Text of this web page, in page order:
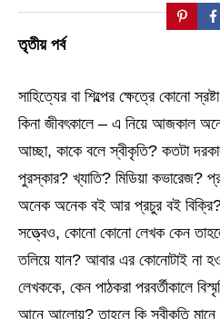
তৃতীয় পর্ব
সাহিত্যের বা শিল্পের ক্ষেত্রে কোনো
কিনা জীবৎকালে – এ নিয়ে আজকাল
আচ্ছা, কাকে বলে স্বীকৃতি? কতটা
পুরস্কার? খ্যাতি? মিডিয়া কভারেজ?
অনেক অনেক বই আর প্রচুর বই
সত্ত্বেও, কোনো কোনো লেখক কেন
তলিয়ে যান? আবার এর কোনোটাই না
লেখককে, কেন পাঠকরা পরবর্তীকালে
আনে আলোয়? তাহলে কি স্বীকৃতি মানে